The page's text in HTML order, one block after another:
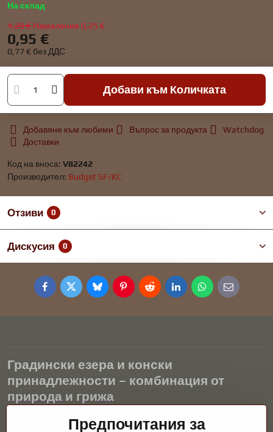
На склад
1,20 € Намаление 0,25 €
0,95 €
0,77 € без ДДС
Добави към Количката
Добавяне към любими Въпрос за продукта
Watchdog
Доставки
Код на вноса: V82242
Производител: Budget SF/KC
Отзиви 0
Дискусия 0
FacebookTwitterBlueskyPinterestRedditLinkedInWhatsApp
E-
mail
Градински езера и конски
принадлежности – комбинация от
природа и грижа
Градинските езера са красиво допълнение към всеки екстериор
Предпочитания за